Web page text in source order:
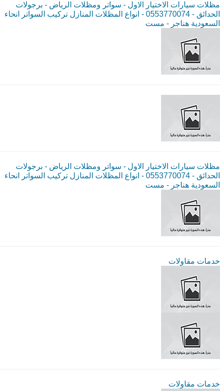
مظلات سيارات الاختيار الاول - سواتر ومظلات الرياض - برجولات
الحدائق - 0553770074 - انواع المظلات المنازل تركيب السواتر انحاء
السعودية هناجر - مست
مظلات سيارات الاختيار الاول - سواتر ومظلات الرياض - برجولات
الحدائق - 0553770074 - انواع المظلات المنازل تركيب السواتر انحاء
السعودية هناجر - مست
خدمات مقاولات
خدمات مقاولات